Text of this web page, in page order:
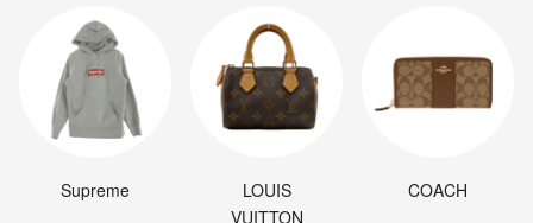
Supreme
LOUIS
VUITTON
COACH